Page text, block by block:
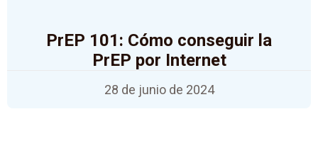
PrEP 101: Cómo conseguir la
PrEP por Internet
28 de junio de 2024